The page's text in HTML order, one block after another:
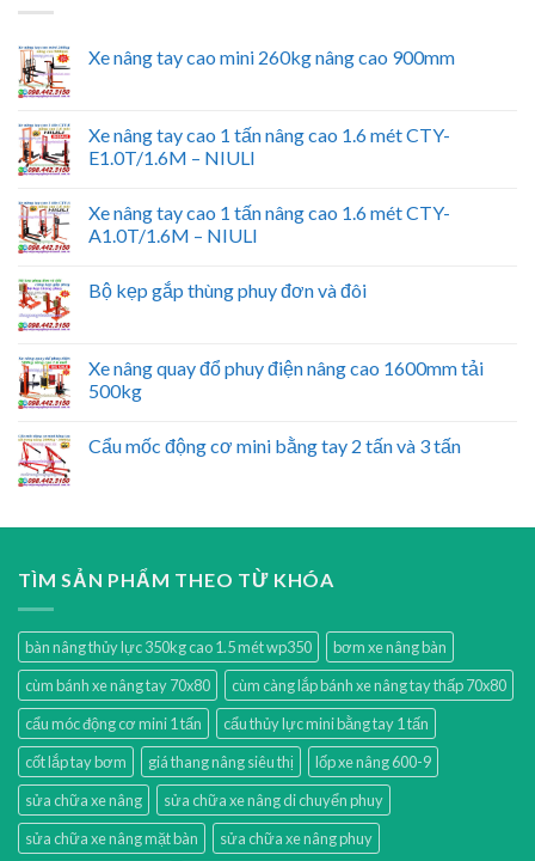
Xe nâng tay cao mini 260kg nâng cao 900mm
Xe nâng tay cao 1 tấn nâng cao 1.6 mét CTY-
E1.0T/1.6M – NIULI
Xe nâng tay cao 1 tấn nâng cao 1.6 mét CTY-
A1.0T/1.6M – NIULI
Bộ kẹp gắp thùng phuy đơn và đôi
Xe nâng quay đổ phuy điện nâng cao 1600mm tải
500kg
Cẩu mốc động cơ mini bằng tay 2 tấn và 3 tấn
TÌM SẢN PHẨM THEO TỪ KHÓA
bàn nâng thủy lực 350kg cao 1.5 mét wp350
bơm xe nâng bàn
cùm bánh xe nâng tay 70x80
cùm càng lắp bánh xe nâng tay thấp 70x80
cẩu móc động cơ mini 1 tấn
cẩu thủy lực mini bằng tay 1 tấn
cốt lắp tay bơm
giá thang nâng siêu thị
lốp xe nâng 600-9
sửa chữa xe nâng
sửa chữa xe nâng di chuyển phuy
sửa chữa xe nâng mặt bàn
sửa chữa xe nâng phuy